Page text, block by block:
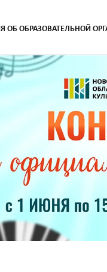
ОБ ОБРАЗОВАТЕЛЬНОЙ